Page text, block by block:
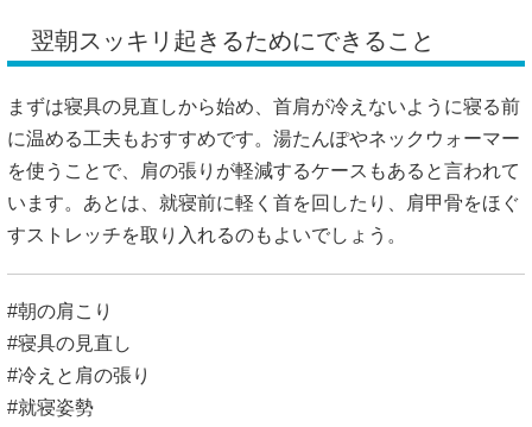
翌朝スッキリ起きるためにできること
まずは寝具の見直しから始め、首肩が冷えないように寝る前
に温める工夫もおすすめです。湯たんぽやネックウォーマー
を使うことで、肩の張りが軽減するケースもあると言われて
います。あとは、就寝前に軽く首を回したり、肩甲骨をほぐ
すストレッチを取り入れるのもよいでしょう。
#朝の肩こり
#寝具の見直し
#冷えと肩の張り
#就寝姿勢